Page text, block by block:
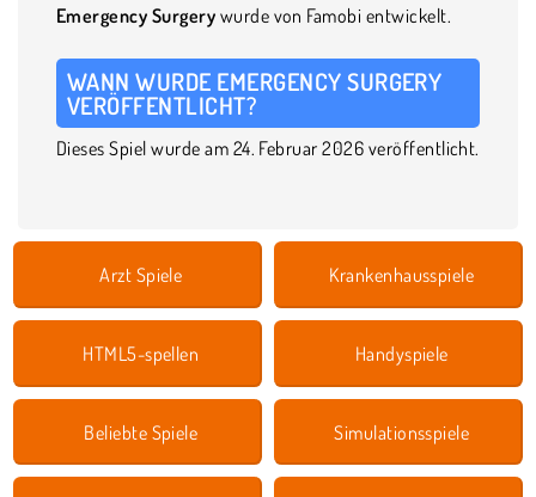
Emergency Surgery wurde von Famobi entwickelt.
WANN WURDE EMERGENCY SURGERY
VERÖFFENTLICHT?
Dieses Spiel wurde am 24. Februar 2026 veröffentlicht.
Arzt Spiele Krankenhausspiele
HTML5-spellen Handyspiele
Beliebte Spiele Simulationsspiele